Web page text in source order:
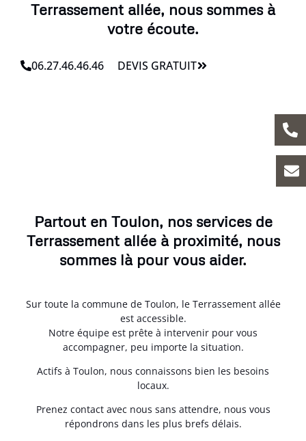
Terrassement allée, nous sommes à
votre écoute.
06.27.46.46.46 DEVIS GRATUIT
Partout en Toulon, nos services de
Terrassement allée à proximité, nous
sommes là pour vous aider.
Sur toute la commune de Toulon, le Terrassement allée
est accessible.
Notre équipe est prête à intervenir pour vous
accompagner, peu importe la situation.
Actifs à Toulon, nous connaissons bien les besoins
locaux.
Prenez contact avec nous sans attendre, nous vous
répondrons dans les plus brefs délais.